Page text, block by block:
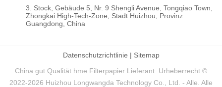
3. Stock, Gebäude 5, Nr. 9 Shengli Avenue, Tongqiao Town,
Zhongkai High-Tech-Zone, Stadt Huizhou, Provinz
Guangdong, China
Datenschutzrichtlinie | Sitemap
China gut Qualität hme Filterpapier Lieferant. Urheberrecht ©
2022-2026 Huizhou Longwangda Technology Co., Ltd. - Alle. Alle